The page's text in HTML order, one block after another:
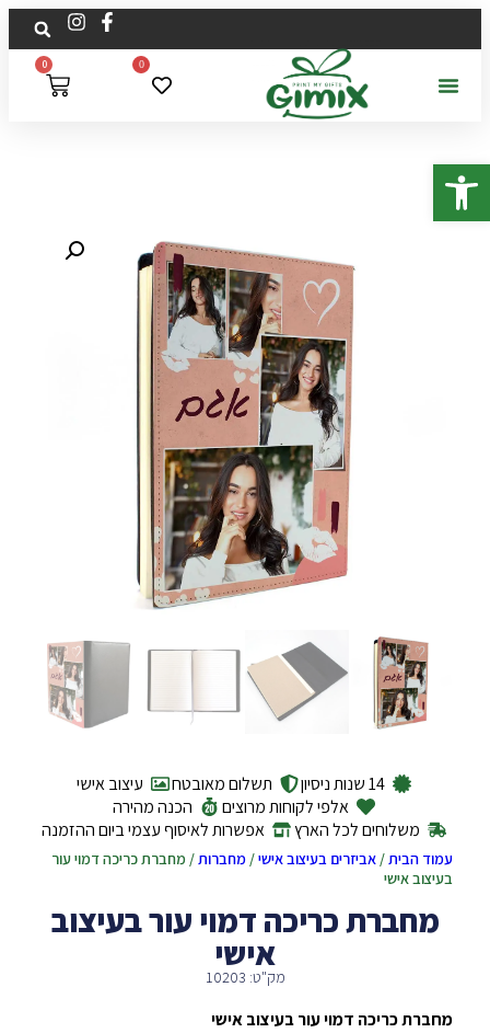
פתח סרגל נגישות
0
0
14 שנות ניסיון תשלום מאובטח
עיצוב אישי
אלפי לקוחות מרוצים
הכנה מהירה
משלוחים לכל הארץ
אפשרות לאיסוף עצמי ביום ההזמנה
עמוד הבית/אביזרים בעיצוב אישי/מחברות/ מחברת כריכה דמוי עור
בעיצוב אישי
מחברת כריכה דמוי עור בעיצוב
אישי
מק"ט: 10203
מחברת כריכה דמוי עור בעיצוב אישי